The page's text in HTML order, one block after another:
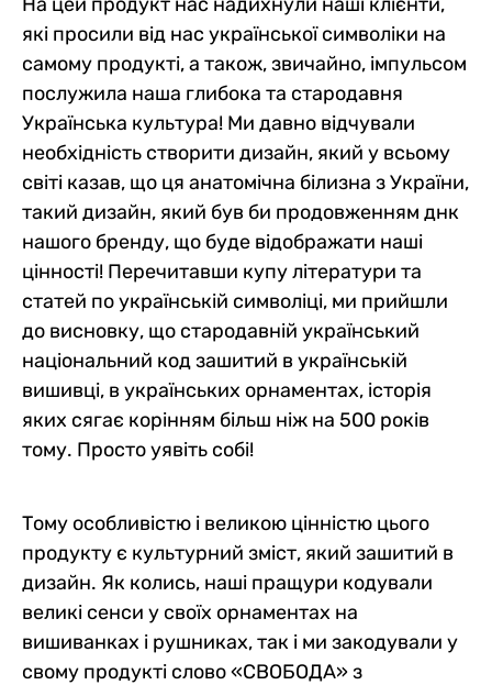
які просили від нас української символіки на
самому продукті, а також, звичайно, імпульсом
послужила наша глибока та стародавня
Українська культура! Ми давно відчували
необхідність створити дизайн, який у всьому
світі казав, що ця анатомічна білизна з України,
такий дизайн, який був би продовженням днк
нашого бренду, що буде відображати наші
цінності! Перечитавши купу літератури та
статей по українській символіці, ми прийшли
до висновку, що стародавній український
національний код зашитий в українській
вишивці, в українських орнаментах, історія
яких сягає корінням більш ніж на 500 років
тому. Просто уявіть собі!
Тому особливістю і великою цінністю цього
продукту є культурний зміст, який зашитий в
дизайн. Як колись, наші пращури кодували
великі сенси у своїх орнаментах на
вишиванках і рушниках, так і ми закодували у
свому продукті слово «СВОБОДА» з